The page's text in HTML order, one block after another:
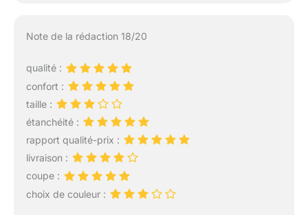
Note de la rédaction 18/20
qualité :
confort :
taille :
étanchéité :
rapport qualité-prix :
livraison :
coupe :
choix de couleur :